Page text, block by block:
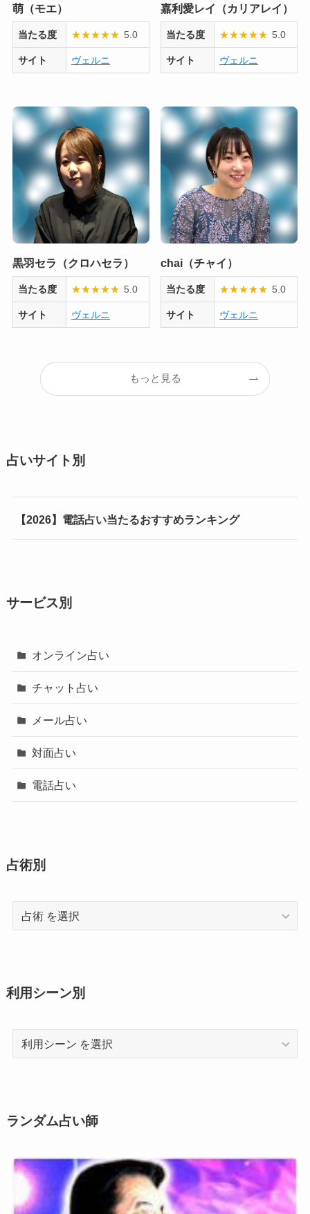
萌（モエ）
当たる度 ★★★★★ 5.0
サイト ヴェルニ
嘉利愛レイ（カリアレイ）
当たる度 ★★★★★ 5.0
サイト ヴェルニ
黒羽セラ（クロハセラ）
当たる度 ★★★★★ 5.0
サイト ヴェルニ
chai（チャイ）
当たる度 ★★★★★ 5.0
サイト ヴェルニ
もっと見る
占いサイト別
【2026】電話占い当たるおすすめランキング
サービス別
オンライン占い
チャット占い
メール占い
対面占い
電話占い
占術別
術
利用シーン別
利
用
ン
ランダム占い師